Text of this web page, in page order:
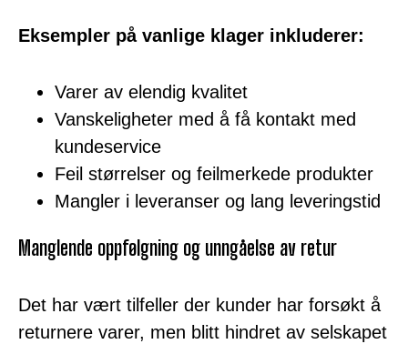
Eksempler på vanlige klager inkluderer:
Varer av elendig kvalitet
Vanskeligheter med å få kontakt med
kundeservice
Feil størrelser og feilmerkede produkter
Mangler i leveranser og lang leveringstid
Manglende oppfølgning og unngåelse av retur
Det har vært tilfeller der kunder har forsøkt å
returnere varer, men blitt hindret av selskapet